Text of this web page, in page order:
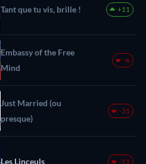
Tant que tu vis, brille ! +11
Embassy of the Free
Mind
-6
Just Married (ou
presque)
-31
Les Linceuls -11